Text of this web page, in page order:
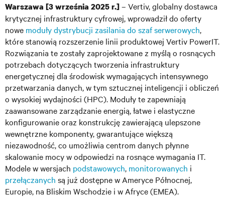
Warszawa [3 września 2025 r.]– Vertiv, globalny dostawca
krytycznej infrastruktury cyfrowej, wprowadził do oferty
nowe moduły dystrybucji zasilania do szaf serwerowych,
które stanowią rozszerzenie linii produktowej Vertiv PowerIT.
Rozwiązania te zostały zaprojektowane z myślą o rosnących
potrzebach dotyczących tworzenia infrastruktury
energetycznej dla środowisk wymagających intensywnego
przetwarzania danych, w tym sztucznej inteligencji i obliczeń
o wysokiej wydajności (HPC). Moduły te zapewniają
zaawansowane zarządzanie energią, łatwe i elastyczne
konfigurowanie oraz konstrukcję zawierającą ulepszone
wewnętrzne komponenty, gwarantujące większą
niezawodność, co umożliwia centrom danych płynne
skalowanie mocy w odpowiedzi na rosnące wymagania IT.
Modele w wersjach podstawowych, monitorowanych i
przełączanych są już dostępne w Ameryce Północnej,
Europie, na Bliskim Wschodzie i w Afryce (EMEA).